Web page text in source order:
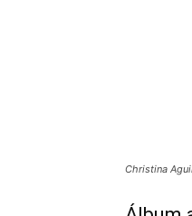
Christina